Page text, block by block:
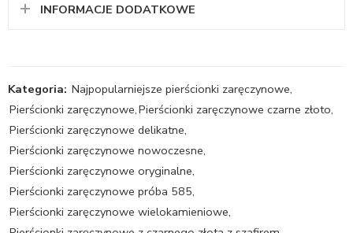
INFORMACJE DODATKOWE
Kategoria: Najpopularniejsze pierścionki zaręczynowe,
Pierścionki zaręczynowe,Pierścionki zaręczynowe czarne złoto,
Pierścionki zaręczynowe delikatne,
Pierścionki zaręczynowe nowoczesne,
Pierścionki zaręczynowe oryginalne,
Pierścionki zaręczynowe próba 585,
Pierścionki zaręczynowe wielokamieniowe,